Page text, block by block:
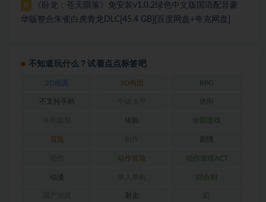
8
《卧龙：苍天陨落》免安装v1.0.2绿色中文版国语配音豪
华版整合朱雀白虎青龙DLC[45.4 GB][百度网盘+夸克网盘]
不知道玩什么？试着点点标签吧
2D画面 3D画面 RPG
不支持手柄 休闲
体验 全部游戏
冒险 剧情
动作冒险 动作游戏ACT
动漫 回合制
射击 幻